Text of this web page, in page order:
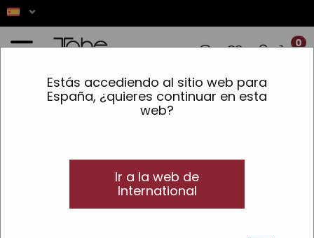
Estás accediendo al sitio web para
España, ¿quieres continuar en esta
web?
Ir a la web de
International
0
✨ LOS PEDIDOS
Este producto no
está disponible